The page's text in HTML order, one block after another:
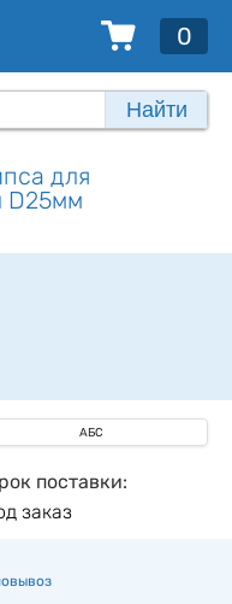
0
Найти
для
D25мм
АБС
поставки:
заказ